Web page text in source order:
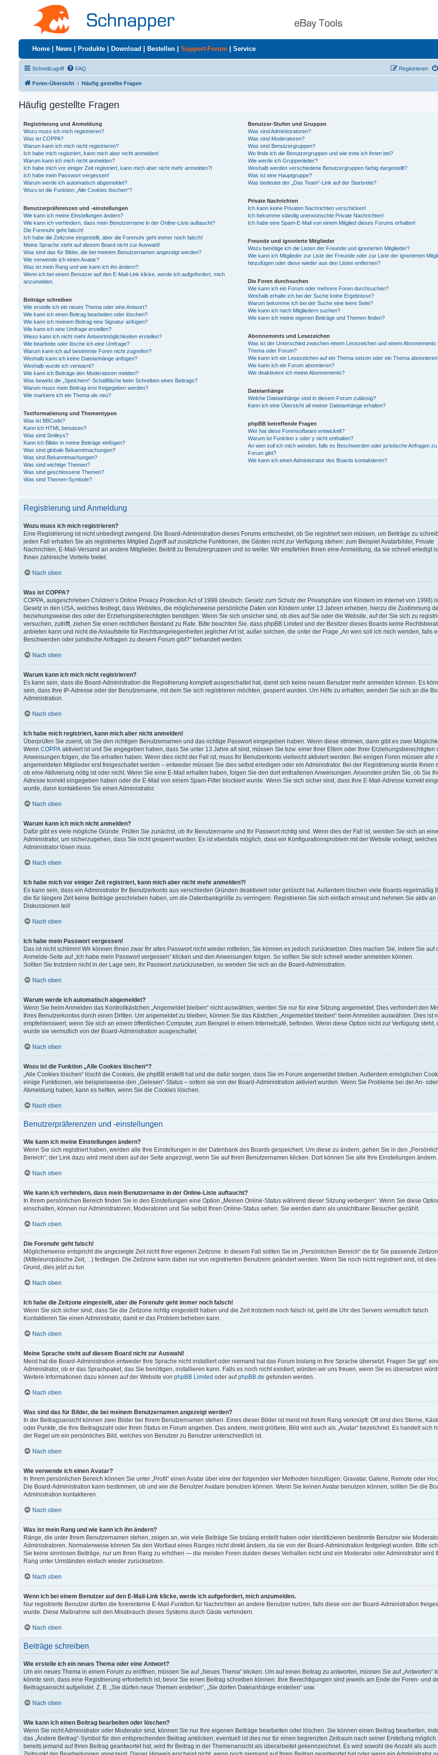
Home News Produkte Download Bestellen Support-Forum Service
Schnellzugriff FAQ Registrieren
Foren-Übersicht Häufig gestellte Fragen
Häufig gestellte Fragen
Registrierung und Anmeldung
Wozu muss ich mich registrieren?
Was ist COPPA?
Warum kann ich mich nicht registrieren?
Ich habe mich registriert, kann mich aber nicht anmelden!
Warum kann ich mich nicht anmelden?
Ich habe mich vor einiger Zeit registriert, kann mich aber nicht mehr anmelden?!
Ich habe mein Passwort vergessen!
Warum werde ich automatisch abgemeldet?
Wozu ist die Funktion „Alle Cookies löschen“?
Benutzerpräferenzen und -einstellungen
Wie kann ich meine Einstellungen ändern?
Wie kann ich verhindern, dass mein Benutzername in der Online-Liste auftaucht?
Die Forenuhr geht falsch!
Ich habe die Zeitzone eingestellt, aber die Forenuhr geht immer noch falsch!
Meine Sprache steht auf diesem Board nicht zur Auswahl!
Was sind das für Bilder, die bei meinem Benutzernamen angezeigt werden?
Wie verwende ich einen Avatar?
Was ist mein Rang und wie kann ich ihn ändern?
Wenn ich bei einem Benutzer auf den E-Mail-Link klicke, werde ich aufgefordert, mich
anzumelden.
Beiträge schreiben
Wie erstelle ich ein neues Thema oder eine Antwort?
Wie kann ich einen Beitrag bearbeiten oder löschen?
Wie kann ich meinem Beitrag eine Signatur anfügen?
Wie kann ich eine Umfrage erstellen?
Wieso kann ich nicht mehr Antwortmöglichkeiten erstellen?
Wie bearbeite oder lösche ich eine Umfrage?
Warum kann ich auf bestimmte Foren nicht zugreifen?
Weshalb kann ich keine Dateianhänge anfügen?
Weshalb wurde ich verwarnt?
Wie kann ich Beiträge den Moderatoren melden?
Was bewirkt die „Speichern“-Schaltfläche beim Schreiben eines Beitrags?
Warum muss mein Beitrag erst freigegeben werden?
Wie markiere ich ein Thema als neu?
Textformatierung und Thementypen
Was ist BBCode?
Kann ich HTML benutzen?
Was sind Smileys?
Kann ich Bilder in meine Beiträge einfügen?
Was sind globale Bekanntmachungen?
Was sind Bekanntmachungen?
Was sind wichtige Themen?
Was sind geschlossene Themen?
Was sind Themen-Symbole?
Benutzer-Stufen und Gruppen
Was sind Administratoren?
Was sind Moderatoren?
Was sind Benutzergruppen?
Wo finde ich die Benutzergruppen und wie trete ich ihnen bei?
Wie werde ich Gruppenleiter?
Weshalb werden verschiedene Benutzergruppen farbig dargestellt?
Was ist eine Hauptgruppe?
Was bedeutet der „Das Team“-Link auf der Startseite?
Private Nachrichten
Ich kann keine Privaten Nachrichten verschicken!
Ich bekomme ständig unerwünschte Private Nachrichten!
Ich habe eine Spam-E-Mail von einem Mitglied dieses Forums erhalten!
Freunde und ignorierte Mitglieder
Wozu benötige ich die Listen der Freunde und ignorierten Mitglieder?
Wie kann ich Mitglieder zur Liste der Freunde oder zur Liste der ignorierten
hinzufügen oder diese wieder aus den Listen entfernen?
Die Foren durchsuchen
Wie kann ich ein Forum oder mehrere Foren durchsuchen?
Weshalb erhalte ich bei der Suche keine Ergebnisse?
Warum bekomme ich bei der Suche eine leere Seite?
Wie kann ich nach Mitgliedern suchen?
Wie kann ich meine eigenen Beiträge und Themen finden?
Abonnements und Lesezeichen
Was ist der Unterschied zwischen einem Lesezeichen und einem Abonnements
Thema oder Forum?
Wie kann ich ein Lesezeichen auf ein Thema setzen oder ein Thema
Wie kann ich ein Forum abonnieren?
Wie deaktiviere ich meine Abonnements?
Dateianhänge
Welche Dateianhänge sind in diesem Forum zulässig?
Kann ich eine Übersicht all meiner Dateianhänge erhalten?
phpBB betreffende Fragen
Wer hat diese Forensoftware entwickelt?
Warum ist Funktion x oder y nicht enthalten?
An wen soll ich mich wenden, falls es Beschwerden oder juristische Anfragen
Forum gibt?
Wie kann ich einen Administrator des Boards kontaktieren?
Registrierung und Anmeldung
Wozu muss ich mich registrieren?
Eine Registrierung ist nicht unbedingt zwingend. Die Board-Administration dieses Forums entscheidet, ob Sie registriert sein müssen, um Beiträge zu
jeden Fall erhalten Sie als registriertes Mitglied Zugriff auf zusätzliche Funktionen, die Gästen nicht zur Verfügung stehen: zum Beispiel Avatarbilder, Private
Nachrichten, E-Mail-Versand an andere Mitglieder, Beitritt zu Benutzergruppen und so weiter. Wir empfehlen Ihnen eine Anmeldung, da sie schnell erledigt
Ihnen zahlreiche Vorteile bietet.
Nach oben
Was ist COPPA?
COPPA, ausgeschrieben Children’s Online Privacy Protection Act of 1998 (deutsch: Gesetz zum Schutz der Privatsphäre von Kindern im Internet von 1998)
Gesetz in den USA, welches festlegt, dass Websites, die möglicherweise persönliche Daten von Kindern unter 13 Jahren erheben, hierzu die Zustimmung
beziehungsweise des oder der Erziehungsberechtigten benötigen. Wenn Sie sich unsicher sind, ob dies auf Sie oder die Website, auf der Sie sich zu
versuchen, zutrifft, ziehen Sie einen rechtlichen Beistand zu Rate. Bitte beachten Sie, dass phpBB Limited und der Besitzer dieses Boards keine
anbieten kann und nicht die Anlaufstelle für Rechtsangelegenheiten jeglicher Art ist; außer solchen, die unter der Frage „An wen soll ich mich wenden, falls
Beschwerden oder juristische Anfragen zu diesem Forum gibt?“ behandelt werden.
Nach oben
Warum kann ich mich nicht registrieren?
Es kann sein, dass die Board-Administration die Registrierung komplett ausgeschaltet hat, damit sich keine neuen Benutzer mehr anmelden können. Es
sein, dass Ihre IP-Adresse oder der Benutzername, mit dem Sie sich registrieren möchten, gesperrt wurden. Um Hilfe zu erhalten, wenden Sie sich an die
Administration.
Nach oben
Ich habe mich registriert, kann mich aber nicht anmelden!
Überprüfen Sie zuerst, ob Sie den richtigen Benutzernamen und das richtige Passwort eingegeben haben. Wenn diese stimmen, dann gibt es zwei
Wenn COPPA aktiviert ist und Sie angegeben haben, dass Sie unter 13 Jahre alt sind, müssen Sie bzw. einer Ihrer Eltern oder Ihrer Erziehungsberechtigten
Anweisungen folgen, die Sie erhalten haben. Wenn dies nicht der Fall ist, muss Ihr Benutzerkonto vielleicht aktiviert werden. Bei einigen Foren müssen alle
angemeldeten Mitglieder erst freigeschaltet werden – entweder müssen Sie dies selbst erledigen oder ein Administrator. Bei der Registrierung wurde Ihnen
ob eine Aktivierung nötig ist oder nicht. Wenn Sie eine E-Mail erhalten haben, folgen Sie den dort enthaltenen Anweisungen. Ansonsten prüfen Sie, ob Sie
Adresse korrekt eingegeben haben oder die E-Mail von einem Spam-Filter blockiert wurde. Wenn Sie sich sicher sind, dass Ihre E-Mail-Adresse korrekt
wurde, dann kontaktieren Sie einen Administrator.
Nach oben
Warum kann ich mich nicht anmelden?
Dafür gibt es viele mögliche Gründe. Prüfen Sie zunächst, ob Ihr Benutzername und Ihr Passwort richtig sind. Wenn dies der Fall ist, wenden Sie sich an
Administrator, um sicherzugehen, dass Sie nicht gesperrt wurden. Es ist ebenfalls möglich, dass ein Konfigurationsproblem mit der Website vorliegt, welches
Administrator lösen muss.
Nach oben
Ich habe mich vor einiger Zeit registriert, kann mich aber nicht mehr anmelden?!
Es kann sein, dass ein Administrator Ihr Benutzerkonto aus verschieden Gründen deaktiviert oder gelöscht hat. Außerdem löschen viele Boards regelmäßig
die für längere Zeit keine Beiträge geschrieben haben, um die Datenbankgröße zu verringern. Registrieren Sie sich einfach erneut und nehmen Sie aktiv an
Diskussionen teil!
Nach oben
Ich habe mein Passwort vergessen!
Das ist nicht schlimm! Wir können Ihnen zwar Ihr altes Passwort nicht wieder mitteilen, Sie können es jedoch zurücksetzen. Dies machen Sie, indem Sie auf
Anmelde-Seite auf „Ich habe mein Passwort vergessen“ klicken und den Anweisungen folgen. So sollten Sie sich schnell wieder anmelden können.
Sollten Sie trotzdem nicht in der Lage sein, Ihr Passwort zurückzusetzen, so wenden Sie sich an die Board-Administration.
Nach oben
Warum werde ich automatisch abgemeldet?
Wenn Sie beim Anmelden das Kontrollkästchen „Angemeldet bleiben“ nicht auswählen, werden Sie nur für eine Sitzung angemeldet. Dies verhindert den
Ihres Benutzerkontos durch einen Dritten. Um angemeldet zu bleiben, können Sie das Kästchen „Angemeldet bleiben“ beim Anmelden auswählen. Dies ist
empfehlenswert, wenn Sie sich an einem öffentlichen Computer, zum Beispiel in einem Internetcafé, befinden. Wenn diese Option nicht zur Verfügung steht,
wurde sie vermutlich von der Board-Administration ausgeschaltet.
Nach oben
Wozu ist die Funktion „Alle Cookies löschen“?
„Alle Cookies löschen“ löscht die Cookies, die phpBB erstellt hat und die dafür sorgen, dass Sie im Forum angemeldet bleiben. Außerdem ermöglichen
einige Funktionen, wie beispielsweise den „Gelesen“-Status – sofern sie von der Board-Administration aktiviert wurden. Wenn Sie Probleme bei der An- oder
Abmeldung haben, kann es helfen, wenn Sie die Cookies löschen.
Nach oben
Benutzerpräferenzen und -einstellungen
Wie kann ich meine Einstellungen ändern?
Wenn Sie sich registriert haben, werden alle Ihre Einstellungen in der Datenbank des Boards gespeichert. Um diese zu ändern, gehen Sie in den
Bereich“; der Link dazu wird meist oben auf der Seite angezeigt, wenn Sie auf Ihren Benutzernamen klicken. Dort können Sie alle Ihre Einstellungen ändern.
Nach oben
Wie kann ich verhindern, dass mein Benutzername in der Online-Liste auftaucht?
In Ihrem persönlichen Bereich finden Sie in den Einstellungen eine Option „Meinen Online-Status während dieser Sitzung verbergen“. Wenn Sie diese
einschalten, können nur Administratoren, Moderatoren und Sie selbst Ihren Online-Status sehen. Sie werden dann als unsichtbarer Besucher gezählt.
Nach oben
Die Forenuhr geht falsch!
Möglicherweise entspricht die angezeigte Zeit nicht Ihrer eigenen Zeitzone. In diesem Fall sollten Sie im „Persönlichen Bereich“ die für Sie passende
(Mitteleuropäische Zeit, ...) festlegen. Die Zeitzone kann dabei nur von registrierten Benutzern geändert werden. Wenn Sie noch nicht registriert sind, ist dies
Grund, dies jetzt zu tun.
Nach oben
Ich habe die Zeitzone eingestellt, aber die Forenuhr geht immer noch falsch!
Wenn Sie sich sicher sind, dass Sie die Zeitzone richtig eingestellt haben und die Zeit trotzdem noch falsch ist, geht die Uhr des Servers vermutlich falsch.
Kontaktieren Sie einen Administrator, damit er das Problem beheben kann.
Nach oben
Meine Sprache steht auf diesem Board nicht zur Auswahl!
Meist hat die Board-Administration entweder Ihre Sprache nicht installiert oder niemand hat das Forum bislang in Ihre Sprache übersetzt. Fragen Sie ggf.
Administrator, ob er das Sprachpaket, das Sie benötigen, installieren kann. Falls es noch nicht existiert, würden wir uns freuen, wenn Sie es übersetzen
Weitere Informationen dazu können auf der Website von phpBB Limited oder aufphpBB.de gefunden werden.
Nach oben
Was sind das für Bilder, die bei meinem Benutzernamen angezeigt werden?
In der Beitragsansicht können zwei Bilder bei Ihrem Benutzernamen stehen. Eines dieser Bilder ist meist mit Ihrem Rang verknüpft: Oft sind dies Sterne,
oder Punkte, die Ihre Beitragszahl oder Ihren Status im Forum angeben. Das andere, meist größere, Bild wird auch als „Avatar“ bezeichnet. Es handelt sich
der Regel um ein persönliches Bild, welches von Benutzer zu Benutzer unterschiedlich ist.
Nach oben
Wie verwende ich einen Avatar?
In Ihrem persönlichen Bereich können Sie unter „Profil“ einen Avatar über eine der folgenden vier Methoden hinzufügen: Gravatar, Galerie, Remote oder
Die Board-Administration kann bestimmen, ob und wie die Benutzer Avatare benutzen können. Wenn Sie keinen Avatar benutzen können, sollten Sie die
Administration kontaktieren.
Nach oben
Was ist mein Rang und wie kann ich ihn ändern?
Ränge, die unter Ihrem Benutzernamen stehen, zeigen an, wie viele Beiträge Sie bislang erstellt haben oder identifizieren bestimmte Benutzer wie
Administratoren. Normalerweise können Sie den Wortlaut eines Ranges nicht direkt ändern, da sie von der Board-Administration festgelegt wurden. Bitte
Sie keine sinnlosen Beiträge, nur um Ihren Rang zu erhöhen — die meisten Foren dulden dieses Verhalten nicht und ein Moderator oder Administrator wird
Rang unter Umständen einfach wieder zurücksetzen.
Nach oben
Wenn ich bei einem Benutzer auf den E-Mail-Link klicke, werde ich aufgefordert, mich anzumelden.
Nur registrierte Benutzer dürfen die foreninterne E-Mail-Funktion für Nachrichten an andere Benutzer nutzen, falls diese von der Board-Administration
wurde. Diese Maßnahme soll den Missbrauch dieses Systems durch Gäste verhindern.
Nach oben
Beiträge schreiben
Wie erstelle ich ein neues Thema oder eine Antwort?
Um ein neues Thema in einem Forum zu eröffnen, müssen Sie auf „Neues Thema“ klicken. Um auf einen Beitrag zu antworten, müssen Sie auf „Antworten“
könnte sein, dass eine Registrierung erforderlich ist, bevor Sie einen Beitrag schreiben können. Ihre Berechtigungen sind jeweils am Ende der Foren- und
Beitragsansicht aufgelistet. Z. B. „Sie dürfen neue Themen erstellen“, „Sie dürfen Dateianhänge erstellen“ usw.
Nach oben
Wie kann ich einen Beitrag bearbeiten oder löschen?
Wenn Sie nicht Administrator oder Moderator sind, können Sie nur Ihre eigenen Beiträge bearbeiten oder löschen. Sie können einen Beitrag bearbeiten,
das „Ändere Beitrag“-Symbol für den entsprechenden Beitrag anklicken; eventuell ist dies nur für einen begrenzten Zeitraum nach seiner Erstellung
bereits jemand auf Ihren Beitrag geantwortet hat, wird Ihr Beitrag in der Themenansicht als überarbeitet gekennzeichnet. Es wird sowohl die Anzahl als auch